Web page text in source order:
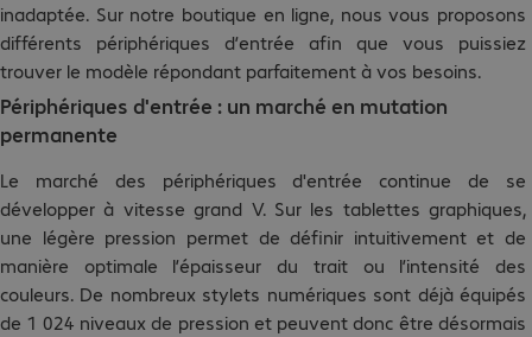
inadaptée. Sur notre boutique en ligne, nous vous proposons
différents périphériques d’entrée afin que vous puissiez
trouver le modèle répondant parfaitement à vos besoins.
Périphériques d'entrée : un marché en mutation
permanente
Le marché des périphériques d'entrée continue de se
développer à vitesse grand V. Sur les tablettes graphiques,
une légère pression permet de définir intuitivement et de
manière optimale l’épaisseur du trait ou l’intensité des
couleurs. De nombreux stylets numériques sont déjà équipés
de 1 024 niveaux de pression et peuvent donc être désormais